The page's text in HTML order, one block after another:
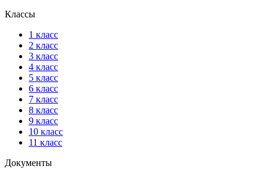
Классы
1 класс
2 класс
3 класс
4 класс
5 класс
6 класс
7 класс
8 класс
9 класс
10 класс
11 класс
Документы